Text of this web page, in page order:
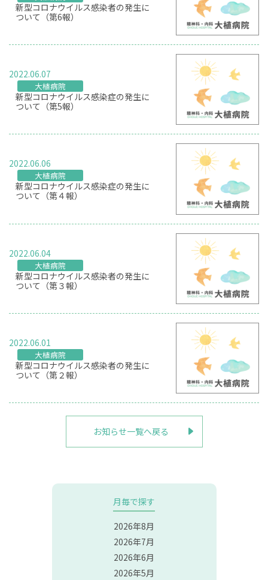
新型コロナウイルス感染者の発生に
ついて（第6報）
2022.06.07
大植病院
新型コロナウイルス感染症の発生に
ついて（第5報）
2022.06.06
大植病院
新型コロナウイルス感染症の発生に
ついて（第４報）
2022.06.04
大植病院
新型コロナウイルス感染者の発生に
ついて（第３報）
2022.06.01
大植病院
新型コロナウイルス感染者の発生に
ついて（第２報）
お知らせ一覧へ戻る
月毎で探す
2026年8月
2026年7月
2026年6月
2026年5月